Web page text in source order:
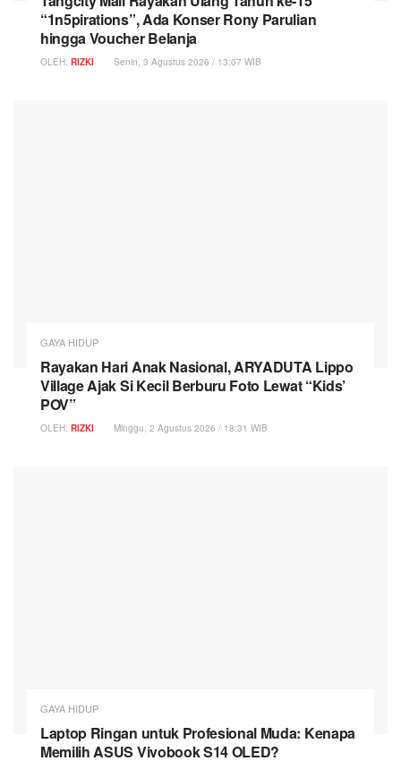
“1n5pirations”, Ada Konser Rony Parulian
hingga Voucher Belanja
OLEH: RIZKI Senin, 3 Agustus 2026 / 13:07 WIB
GAYA HIDUP
Rayakan Hari Anak Nasional, ARYADUTA Lippo
Village Ajak Si Kecil Berburu Foto Lewat “Kids’
POV”
OLEH: RIZKI Minggu, 2 Agustus 2026 / 18:31 WIB
GAYA HIDUP
Laptop Ringan untuk Profesional Muda: Kenapa
Memilih ASUS Vivobook S14 OLED?